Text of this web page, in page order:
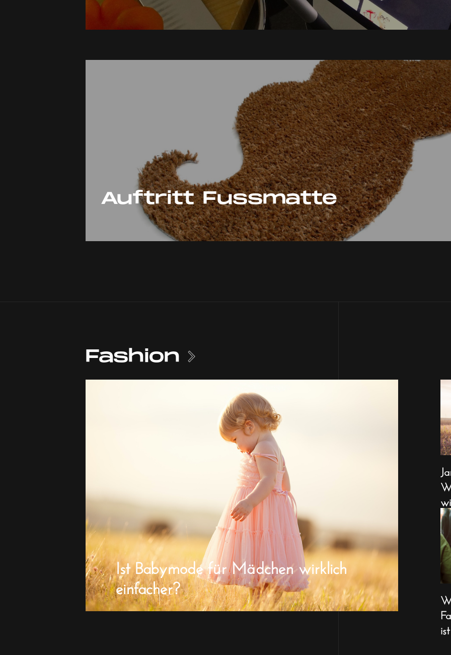
Auftritt Fussmatte
Fashion
Ist Babymode für Mädchen wirklich
einfacher?
ist